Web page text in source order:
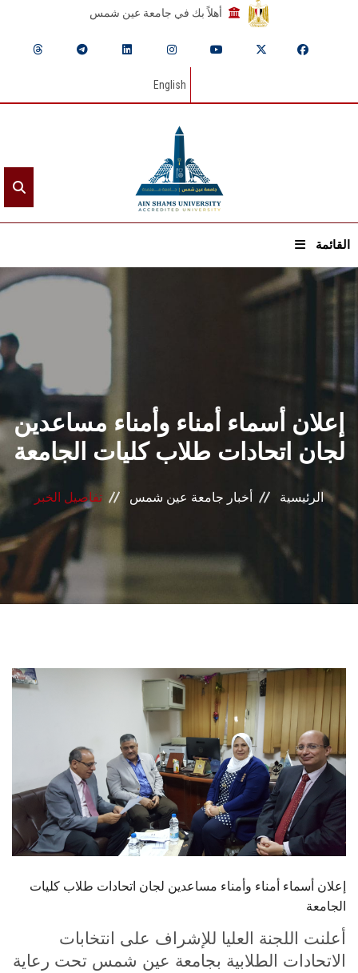
أهلاً بك في جامعة عين شمس
English
القائمة
الرئيسيـة
عن الجامعة
القطاعـات
الشئون الأكاديمية
البحث العلمي
الرعاية الصحية
المراكز والوحدات
الأنظمة الذكية
تواصل معنا
هيئة التدريس
الدراسات العليا
الخريجين
إعلان أسماء أمناء وأمناء مساعدين
لجان اتحادات طلاب كليات الجامعة
الرئيسية أخبار جامعة عين شمس تفاصيل الخبر
إعلان أسماء أمناء وأمناء مساعدين لجان اتحادات طلاب كليات
الجامعة
أعلنت اللجنة العليا للإشراف على انتخابات
الاتحادات الطلابية بجامعة عين شمس تحت رعاية